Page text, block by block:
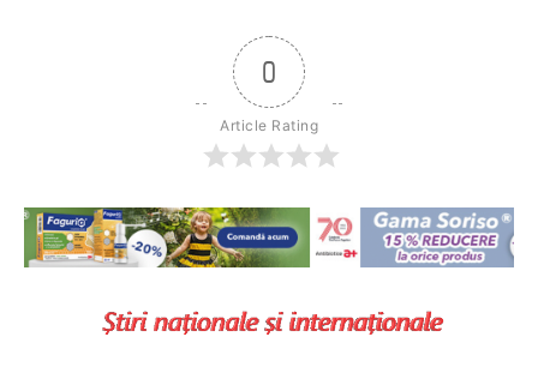
0
Article Rating